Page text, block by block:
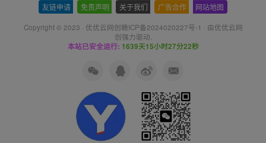
友链申请 免责声明 关于我们 广告合作 网站地图
Copyright © 2023 · 优优云网创赣ICP备2024020227号-1 · 由优优云网
创强力驱动.
本站已安全运行: 1639天15小时27分23秒